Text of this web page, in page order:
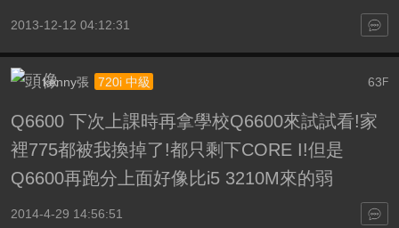
2013-12-12 04:12:31
63F
kenny張 720i 中級
Q6600 下次上課時再拿學校Q6600來試試看!家
裡775都被我換掉了!都只剩下CORE I!但是
Q6600再跑分上面好像比i5 3210M來的弱
2014-4-29 14:56:51